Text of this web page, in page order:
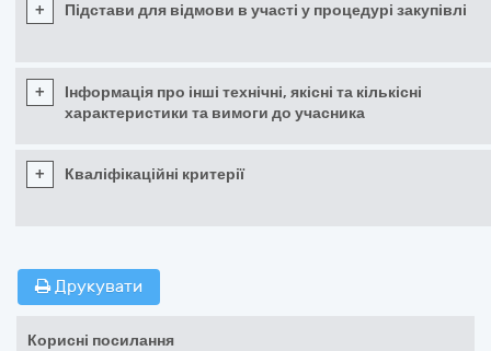
+ Підстави для відмови в участі у процедурі закупівлі
+
Інформація про інші технічні, якісні та кількісні
характеристики та вимоги до учасника
+ Кваліфікаційні критерії
Друкувати
Корисні посилання